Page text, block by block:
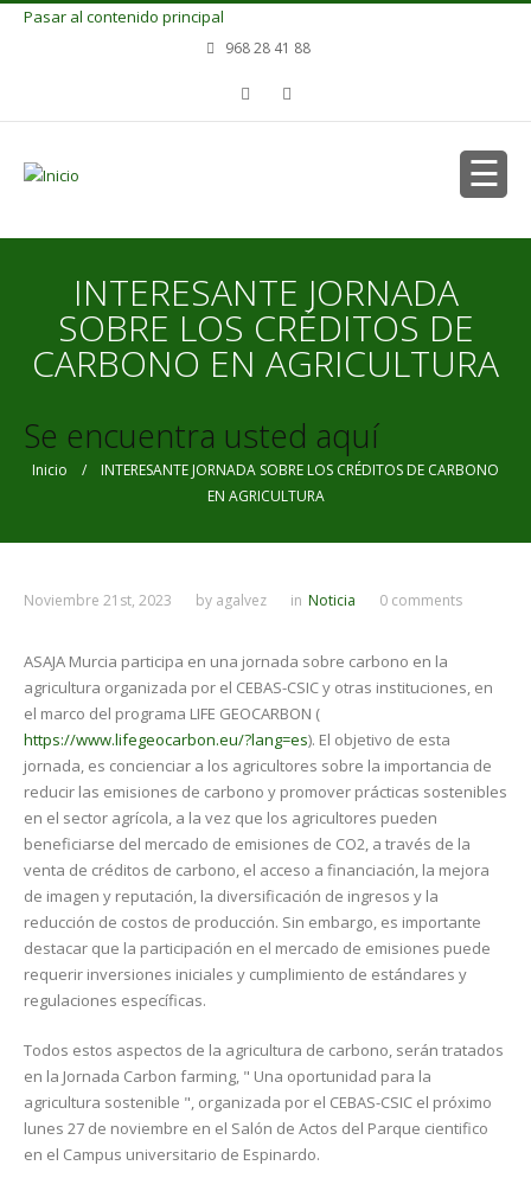
Pasar al contenido principal
968 28 41 88
INTERESANTE JORNADA
SOBRE LOS CRÉDITOS DE
CARBONO EN AGRICULTURA
Se encuentra usted aquí
Inicio / INTERESANTE JORNADA SOBRE LOS CRÉDITOS DE CARBONO
EN AGRICULTURA
Noviembre 21st, 2023 by agalvez in Noticia 0 comments
ASAJA Murcia participa en una jornada sobre carbono en la
agricultura organizada por el CEBAS-CSIC y otras instituciones, en
el marco del programa LIFE GEOCARBON (
https://www.lifegeocarbon.eu/?lang=es). El objetivo de esta
jornada, es concienciar a los agricultores sobre la importancia de
reducir las emisiones de carbono y promover prácticas sostenibles
en el sector agrícola, a la vez que los agricultores pueden
beneficiarse del mercado de emisiones de CO2, a través de la
venta de créditos de carbono, el acceso a financiación, la mejora
de imagen y reputación, la diversificación de ingresos y la
reducción de costos de producción. Sin embargo, es importante
destacar que la participación en el mercado de emisiones puede
requerir inversiones iniciales y cumplimiento de estándares y
regulaciones específicas.
Todos estos aspectos de la agricultura de carbono, serán tratados
en la Jornada Carbon farming, " Una oportunidad para la
agricultura sostenible ", organizada por el CEBAS-CSIC el próximo
lunes 27 de noviembre en el Salón de Actos del Parque cientifico
en el Campus universitario de Espinardo.